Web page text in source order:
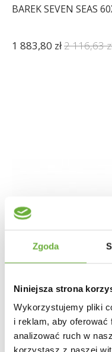
Zgoda
Niniejsza strona
Wykorzystujemy pliki
i reklam, aby oferować
analizować ruch w
korzystasz z naszej
BAREK SEVEN SEAS
1 883,80 zł2 116,63